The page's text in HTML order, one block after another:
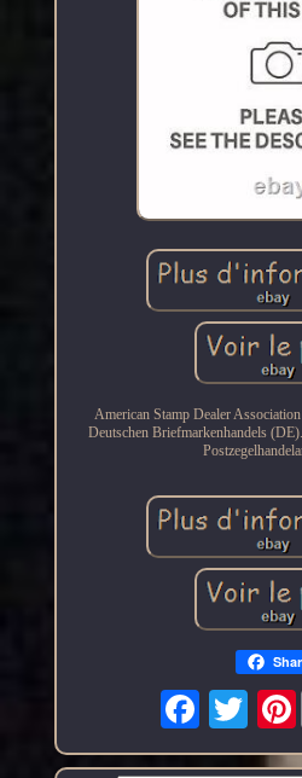
American Stamp Dealer
Deutschen Briefmarkenhandels